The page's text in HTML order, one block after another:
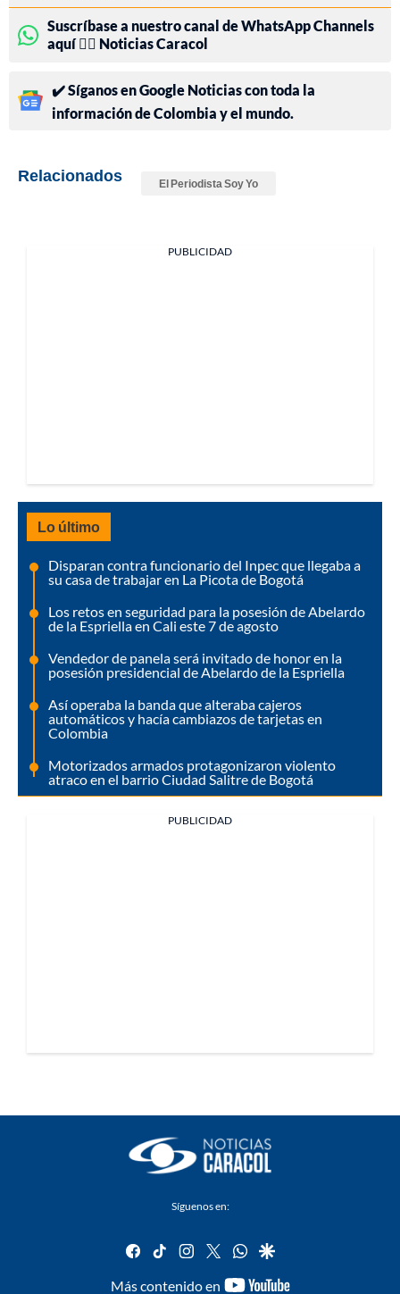
Suscríbase a nuestro canal de WhatsApp Channels
aquí 👉🏻 Noticias Caracol
✔️ Síganos en Google Noticias con toda la
información de Colombia y el mundo.
Relacionados El Periodista Soy Yo
PUBLICIDAD
Lo último
Disparan contra funcionario del Inpec que llegaba a
su casa de trabajar en La Picota de Bogotá
Los retos en seguridad para la posesión de Abelardo
de la Espriella en Cali este 7 de agosto
Vendedor de panela será invitado de honor en la
posesión presidencial de Abelardo de la Espriella
Así operaba la banda que alteraba cajeros
automáticos y hacía cambiazos de tarjetas en
Colombia
Motorizados armados protagonizaron violento
atraco en el barrio Ciudad Salitre de Bogotá
PUBLICIDAD
Síguenos en:
facebook
tiktok instagram
twitterwhatsapp
google
Más contenido en
youtube-